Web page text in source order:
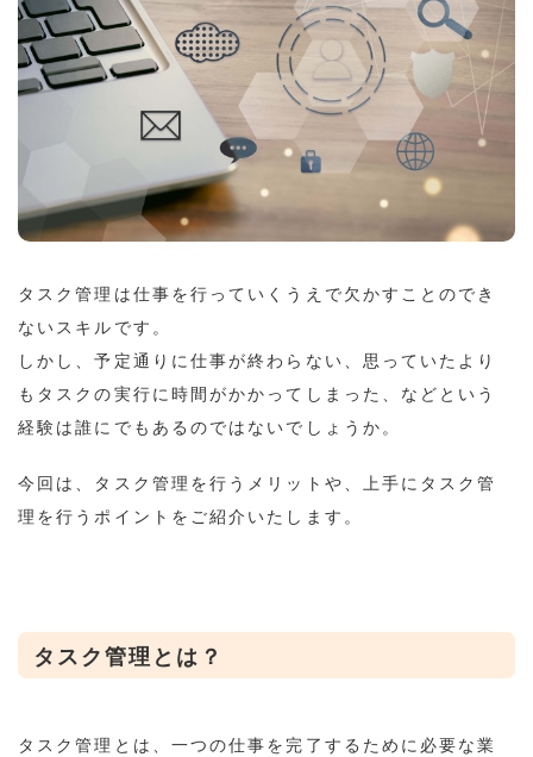
タスク管理は仕事を行っていくうえで欠かすことのでき
ないスキルです。
しかし、予定通りに仕事が終わらない、思っていたより
もタスクの実行に時間がかかってしまった、などという
経験は誰にでもあるのではないでしょうか。
今回は、タスク管理を行うメリットや、上手にタスク管
理を行うポイントをご紹介いたします。
タスク管理とは？
タスク管理とは、一つの仕事を完了するために必要な業